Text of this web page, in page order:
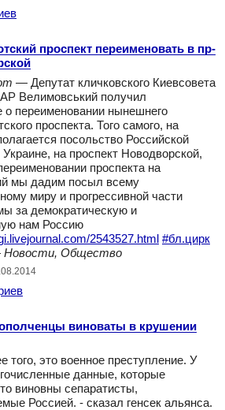
проспект переименовать в пр-
— Депутат кличковского Киевсовета
Велимовський получил
о переименовании нынешнего
проспекта. Того самого, на
посольство Российской
на проспект Новодворской,
проспекта на
мы дадим посыл всему
миру и прогрессивной части
за демократическую и
нам Россию
2543527.html #бл.цирк
Новости, Общество
виноваты в крушении
того, это военное преступление. У
данные, которые
виновны сепаратисты,
Россией. - сказал генсек альянса.